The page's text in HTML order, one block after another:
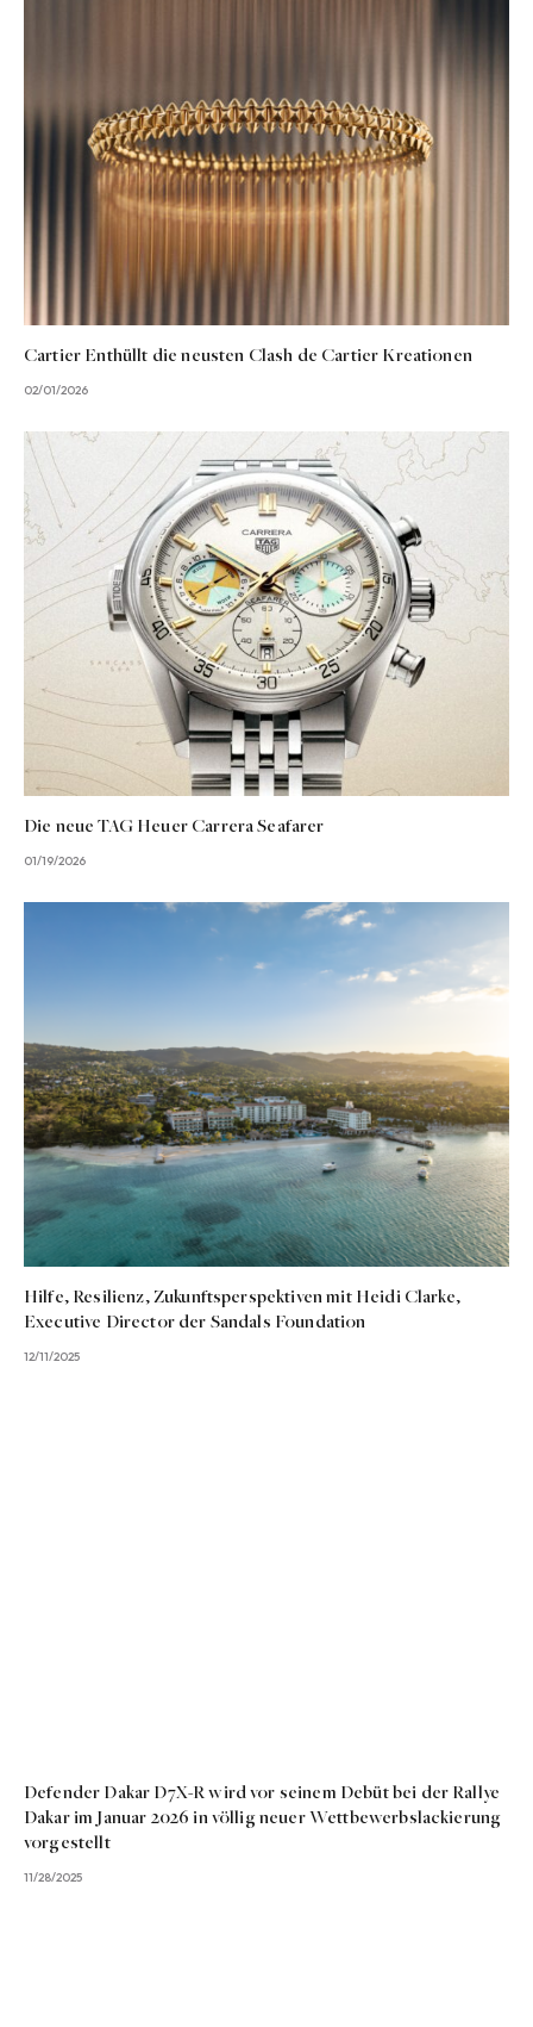
Cartier Enthüllt die neusten Clash de Cartier Kreationen
02/01/2026
Die neue TAG Heuer Carrera Seafarer
01/19/2026
Hilfe, Resilienz, Zukunftsperspektiven mit Heidi Clarke,
Executive Director der Sandals Foundation
12/11/2025
Defender Dakar D7X-R wird vor seinem Debüt bei der Rallye
Dakar im Januar 2026 in völlig neuer Wettbewerbslackierung
vorgestellt
11/28/2025